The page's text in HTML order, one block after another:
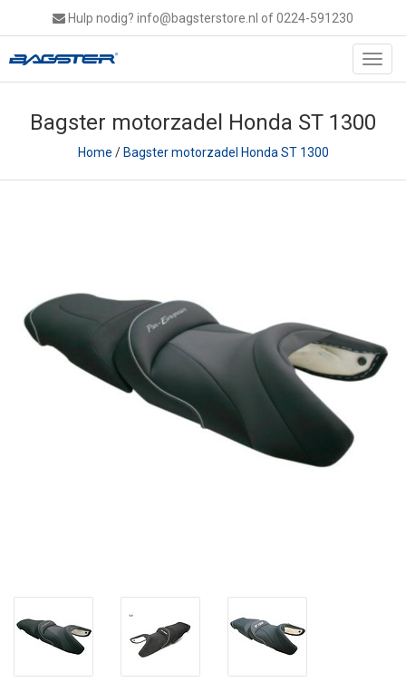
Hulp nodig? info@bagsterstore.nl of 0224-591230
Bagster motorzadel Honda ST 1300
Home /Bagster motorzadel Honda ST 1300